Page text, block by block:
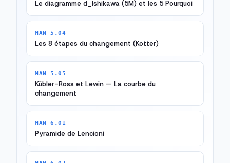
Le diagramme d_Ishikawa (5M) et les 5 Pourquoi
MAN 5.04
Les 8 étapes du changement (Kotter)
MAN 5.05
Kübler-Ross et Lewin — La courbe du
changement
MAN 6.01
Pyramide de Lencioni